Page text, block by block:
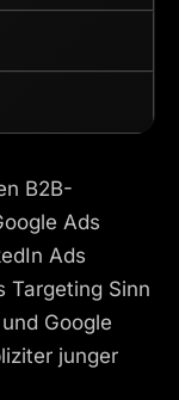
B2B-
Ads
Ads
Targeting Sinn
Google
junger